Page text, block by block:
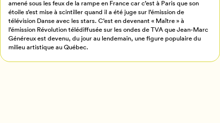
amené sous les feux de la rampe en France car c’est à Paris que son
étoile s’est mise à scintiller quand il a été juge sur l’émission de
télévision Danse avec les stars. C’est en devenant « Maître » à
l’émission Révolution télédiffusée sur les ondes de TVA que Jean-Marc
Généreux est devenu, du jour au lendemain, une figure populaire du
milieu artistique au Québec.
Annuler